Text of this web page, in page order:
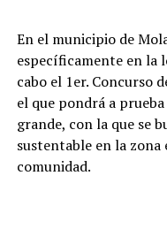
En el municipio de
específicamente en la
cabo el 1er. Concurso
el que pondrá a
grande, con la que se
sustentable en la
comunidad.